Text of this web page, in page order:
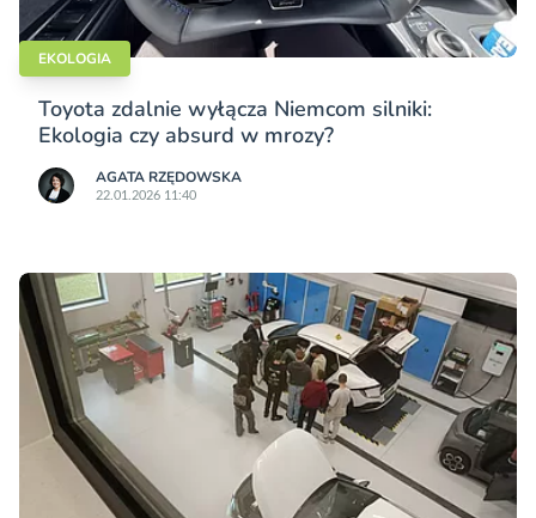
EKOLOGIA
Toyota zdalnie wyłącza Niemcom silniki:
Ekologia czy absurd w mrozy?
AGATA RZĘDOWSKA
22.01.2026 11:40